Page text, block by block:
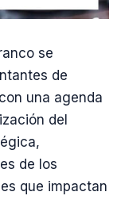
se
de
una agenda
del
de los
que impactan